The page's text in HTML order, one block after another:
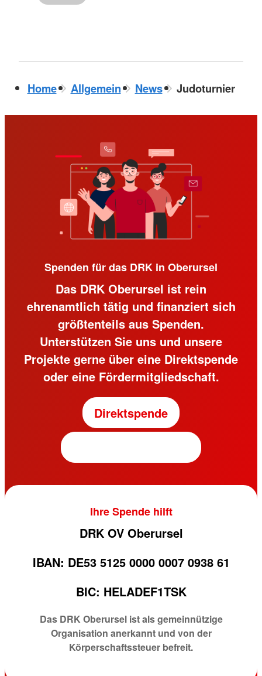
Home Allgemein News Judoturnier
Spenden für das DRK in Oberursel
Das DRK Oberursel ist rein
ehrenamtlich tätig und finanziert sich
größtenteils aus Spenden.
Unterstützen Sie uns und unsere
Projekte gerne über eine Direktspende
oder eine Fördermitgliedschaft.
Direktspende
Ihre Spende hilft
DRK OV Oberursel
IBAN: DE53 5125 0000 0007 0938 61
BIC: HELADEF1TSK
Das DRK Oberursel ist als gemeinnützige
Organisation anerkannt und von der
Körperschaftssteuer befreit.